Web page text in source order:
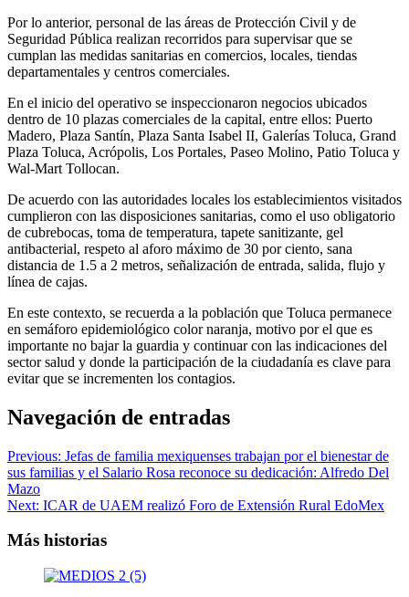
Por lo anterior, personal de las áreas de Protección Civil y de
Seguridad Pública realizan recorridos para supervisar que se
cumplan las medidas sanitarias en comercios, locales, tiendas
departamentales y centros comerciales.
En el inicio del operativo se inspeccionaron negocios ubicados
dentro de 10 plazas comerciales de la capital, entre ellos: Puerto
Madero, Plaza Santín, Plaza Santa Isabel II, Galerías Toluca, Grand
Plaza Toluca, Acrópolis, Los Portales, Paseo Molino, Patio Toluca y
Wal-Mart Tollocan.
De acuerdo con las autoridades locales los establecimientos visitados
cumplieron con las disposiciones sanitarias, como el uso obligatorio
de cubrebocas, toma de temperatura, tapete sanitizante, gel
antibacterial, respeto al aforo máximo de 30 por ciento, sana
distancia de 1.5 a 2 metros, señalización de entrada, salida, flujo y
línea de cajas.
En este contexto, se recuerda a la población que Toluca permanece
en semáforo epidemiológico color naranja, motivo por el que es
importante no bajar la guardia y continuar con las indicaciones del
sector salud y donde la participación de la ciudadanía es clave para
evitar que se incrementen los contagios.
Navegación de entradas
Previous: Jefas de familia mexiquenses trabajan por el bienestar de
sus familias y el Salario Rosa reconoce su dedicación: Alfredo Del
Mazo
Next: ICAR de UAEM realizó Foro de Extensión Rural EdoMex
Más historias